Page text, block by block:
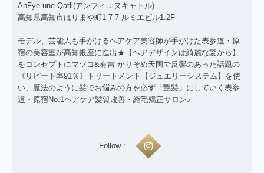
AnFye une Qatll(アンフィユヌキャトル)
高知県高知市はりまや町1-7-7 ルミエビル1.2F
モデル、芸能人も手がけるヘアケア美容師が手がけた表参道・原
宿の美容室が高知銀座に進出★【ヘアデザインは綺麗な髪から】
をコンセプトにマツコ&有吉 かりそめ天国で反響のあった話題の
《リピート率91％》トリートメント【ジュエリーシステム】を使
い、魔法のように髪でお悩みの方を必ず「艶髪」にしていく表参
道・原宿No.1ヘアケア髪質改善・縮毛矯正サロン♪
Follow :